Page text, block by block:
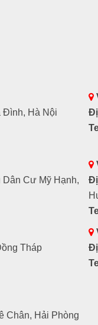
Đình, Hà Nội
Cư Mỹ Hạnh,
Tháp
Chân, Hải Phòng